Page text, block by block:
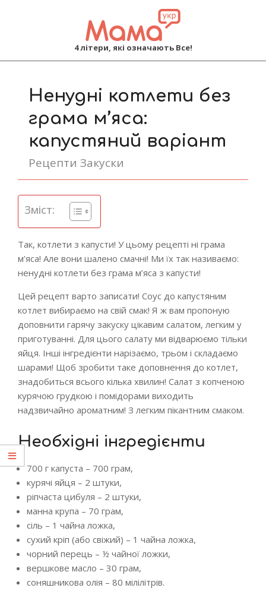
4 літери, які означають Все!
Ненудні котлети без
грама м’яса:
капустяний варіант
Рецепти Закуски
Зміст:
Так, котлети з капусти! У цьому рецепті ні грама
м’яса! Але вони шалено смачні! Ми їх так називаємо:
ненудні котлети без грама м’яса з капусти!
Цей рецепт варто записати! Соус до капустяним
котлет вибираємо на свій смак! Я ж вам пропоную
доповнити гарячу закуску цікавим салатом, легким у
приготуванні. Для цього салату ми відварюємо тільки
яйця. Інші інгредієнти нарізаємо, трьом і складаємо
шарами! Щоб зробити таке доповнення до котлет,
знадобиться всього кілька хвилин! Салат з копченою
курячою грудкою і помідорами виходить
надзвичайно ароматним! З легким пікантним смаком.
Необхідні інгредієнти
700 г капуста – 700 грам,
курячі яйця – 2 штуки,
ріпчаста цибуля – 2 штуки,
манна крупа – 70 грам,
сіль – 1 чайна ложка,
сухий кріп (або свіжий) – 1 чайна ложка,
чорний перець – ½ чайної ложки,
вершкове масло – 30 грам,
соняшникова олія – 80 мілілітрів.